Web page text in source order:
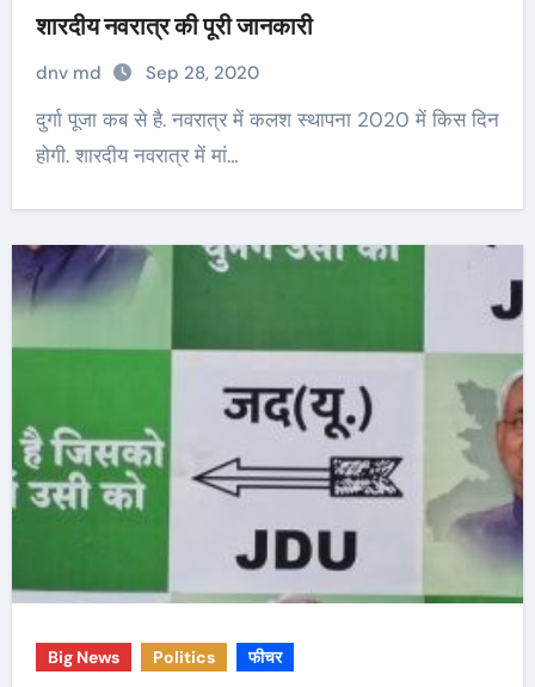
शारदीय नवरात्र की पूरी जानकारी
dnv md Sep 28, 2020
दुर्गा पूजा कब से है. नवरात्र में कलश स्थापना 2020 में किस दिन
होगी. शारदीय नवरात्र में मां…
Big News Politics फीचर